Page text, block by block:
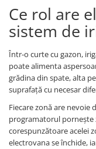
Ce rol are
sistem de
Într-o curte cu gazon,
poate alimenta
grădina din spate, alta
suprafață cu necesar
Fiecare zonă are nevoie
programatorul pornește
corespunzătoare acelei
electrovana se închide,